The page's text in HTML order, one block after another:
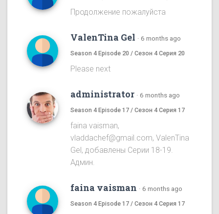
Продолжение пожалуйста
ValenTina Gel · 6 months ago
Season 4 Episode 20 / Сезон 4 Серия 20
Please next
administrator · 6 months ago
Season 4 Episode 17 / Сезон 4 Серия 17
faina vaisman,
vladdachef@gmail.com, ValenTina
Gel, добавлены Серии 18-19.
Админ.
faina vaisman · 6 months ago
Season 4 Episode 17 / Сезон 4 Серия 17